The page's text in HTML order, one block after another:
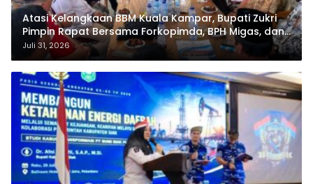
Atasi Kelangkaan BBM Kuala Kampar, Bupati Zukri
Pimpin Rapat Bersama Forkopimda, BPH Migas, dan
Pertamina
Juli 31, 2026